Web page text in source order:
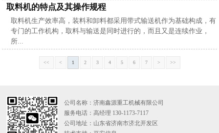
取料机的特点及其操作规程
取料机生产效率高，装料和卸料都采用带式输送机作为基础构成，有
专门的工作机构，取料与输送是同时进行的，而且又是连续作业，
所...
<< < 1 2 3 4 5 6 7 > >>
公司名称：济南鑫源重工机械有限公司
服务电话：高经理 130-1173-7117
公司地址：山东省济南市济北开发区